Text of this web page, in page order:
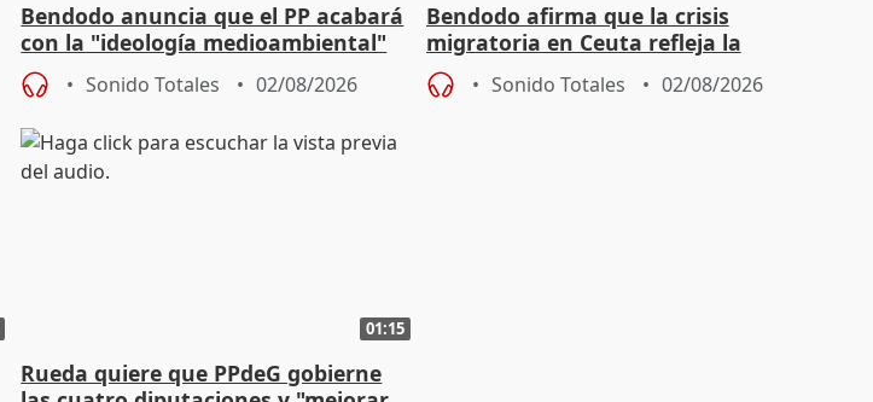
Bendodo anuncia que el PP acabará
con la "ideología medioambiental"
para regenerar las playas
Sonido Totales 02/08/2026
Bendodo afirma que la crisis
migratoria en Ceuta refleja la
"extrema debilidad" del Gobierno
Sonido Totales 02/08/2026
01:15
Rueda quiere que PPdeG gobierne